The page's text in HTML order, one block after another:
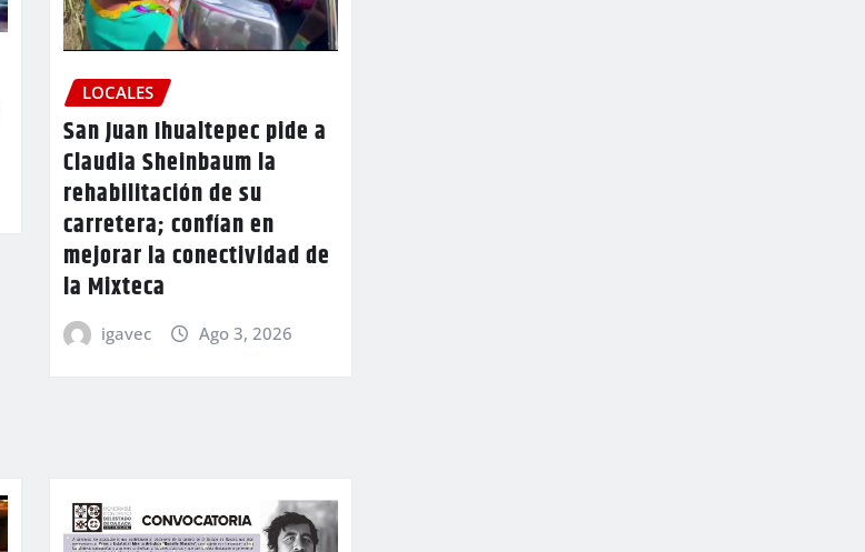
LOCALES
San Juan Ihualtepec pide a
Claudia Sheinbaum la
rehabilitación de su
carretera; confían en
mejorar la conectividad de
la Mixteca
igavec Ago 3, 2026